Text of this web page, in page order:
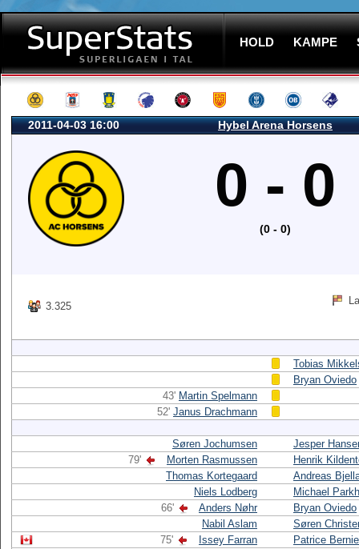
HOLD KAMPE
2011-04-03 16:00 Hybel Arena Horsens
0 - 0
(0 - 0)
3.325
Tobias
Bryan Oviedo
43' Martin Spelmann
52' Janus Drachmann
Søren Jochumsen
Jesper
79'
Morten Rasmussen
Henrik
Thomas Kortegaard
Andreas
Niels Lodberg
Michael
66'
Anders Nøhr
Bryan Oviedo
Nabil Aslam
Søren
75'
Issey Farran
Patrice